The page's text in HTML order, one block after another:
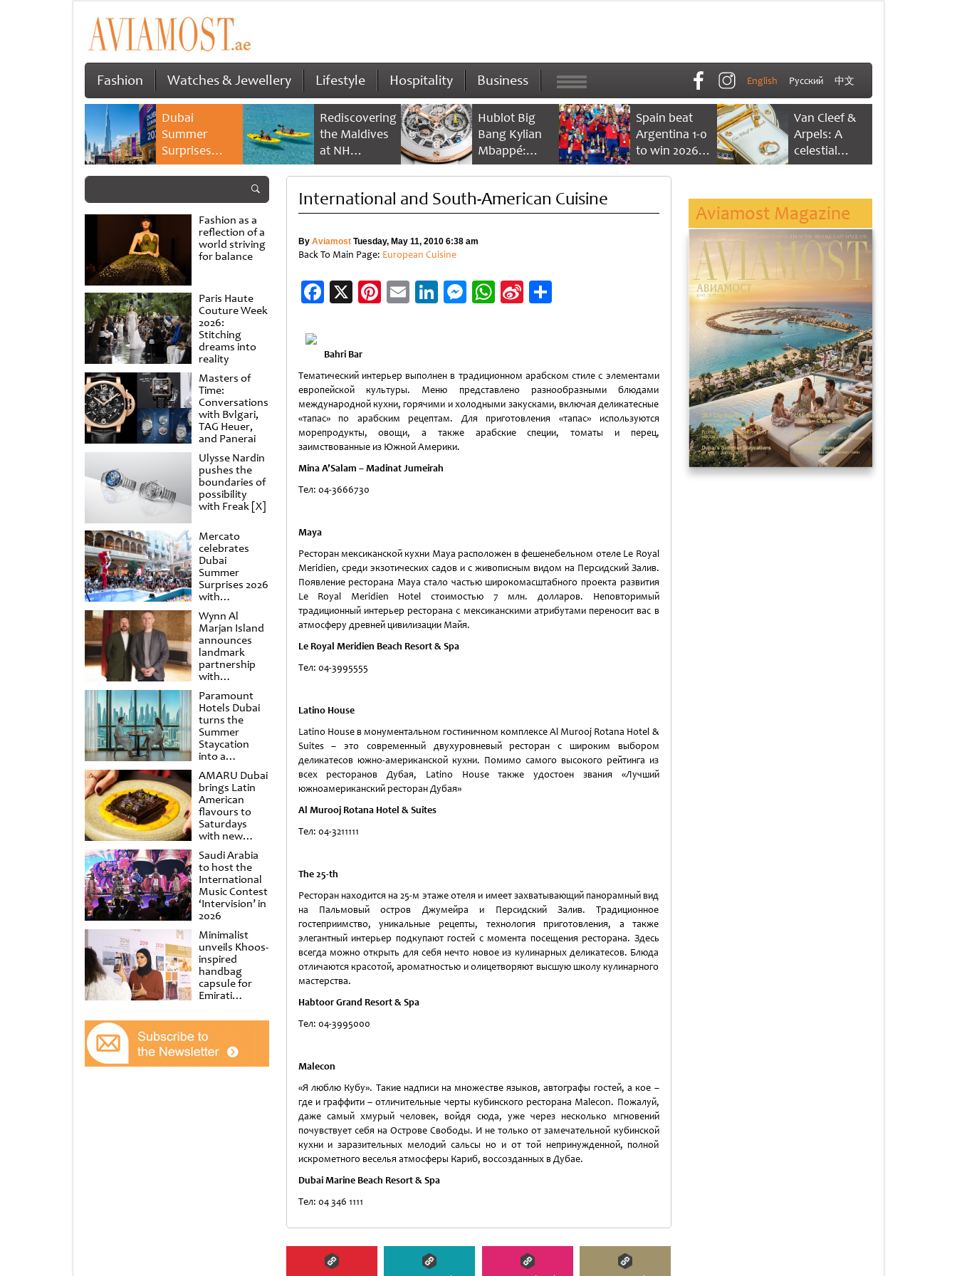
Fashion Watches & Jewellery Lifestyle Hospitality Business English Русский 中文
Dubai
Summer
Surprises
2026 returns
savings and
family
experiences
Rediscovering
the Maldives
at NH
Collection
Reethi Resort
Hublot Big
Bang Kylian
Mbappé:
Champion’s
Spain beat
Argentina 1-0
to win 2026
FIFA World
Van Cleef &
Arpels: A
celestial
dance of time
Fashion as a
reflection of a
world striving
for balance
Paris Haute
Couture Week
2026:
Stitching
dreams into
reality
Masters of
Time:
Conversations
with Bvlgari,
TAG Heuer,
and Panerai
Ulysse Nardin
pushes the
boundaries of
possibility
with Freak [X]
Mercato
celebrates
Dubai
Summer
Surprises 2026
with
spectacular
shows and
raffles
Wynn Al
Marjan Island
announces
landmark
partnership
with
Punchdrunk
Paramount
Hotels Dubai
turns the
Summer
Staycation
into a
cinematic
escape
AMARU Dubai
brings Latin
American
flavours to
Saturdays
with new
Amigos
Brunch
Saudi Arabia
to host the
International
Music Contest
‘Intervision’ in
2026
Minimalist
unveils Khoos-
inspired
handbag
capsule for
Emirati
at Al
Shindagha
Museum
International and South-American Cuisine
By AviamostTuesday, May 11, 2010 6:38 am
Back To Main Page: European Cuisine
Facebook
X Pinterest
EmailLinkedIn
Messenger
WhatsApp
SinaShare
Bahri Bar
Тематический интерьер выполнен в традиционном арабском стиле с элементами
европейской культуры. Меню представлено разнообразными блюдами
международной кухни, горячими и холодными закусками, включая деликатесные
«тапас» по арабским рецептам. Для приготовления «тапас» используются
морепродукты, овощи, а также арабские специи, томаты и перец,
заимствованные из Южной Америки.
Mina A’Salam – Madinat Jumeirah
Тел: 04-3666730
Maya
Ресторан мексиканской кухни Maya расположен в фешенебельном отеле Le Royal
Meridien, среди экзотических садов и с живописным видом на Персидский Залив.
Появление ресторана Maya стало частью широкомасштабного проекта развития
Le Royal Meridien Hotel стоимостью 7 млн. долларов. Неповторимый
традиционный интерьер ресторана с мексиканскими атрибутами переносит вас в
атмосферу древней цивилизации Майя.
Le Royal Meridien Beach Resort & Spa
Тел: 04-3995555
Latino House
Latino House в монументальном гостиничном комплексе Al Murooj Rotana Hotel &
Suites – это современный двухуровневый ресторан с широким выбором
деликатесов южно-американской кухни. Помимо самого высокого рейтинга из
всех ресторанов Дубая, Latino House также удостоен звания «Лучший
южноамериканский ресторан Дубая»
Al Murooj Rotana Hotel & Suites
Тел: 04-3211111
The25-th
Ресторан находится на 25-м этаже отеля и имеет захватывающий панорамный вид
на Пальмовый остров Джумейра и Персидский Залив. Традиционное
гостеприимство, уникальные рецепты, технология приготовления, а также
элегантный интерьер подкупают гостей с момента посещения ресторана. Здесь
всегда можно открыть для себя нечто новое из кулинарных деликатесов. Блюда
отличаются красотой, ароматностью и олицетворяют высшую школу кулинарного
мастерства.
Habtoor Grand Resort & Spa
Тел: 04-3995000
Malecon
«Я люблю Кубу». Такие надписи на множестве языков, автографы гостей, а кое –
где и граффити – отличительные черты кубинского ресторана Malecon. Пожалуй,
даже самый хмурый человек, войдя сюда, уже через несколько мгновений
почувствует себя на Острове Свободы. И не только от замечательной кубинской
кухни и заразительных мелодий сальсы но и от той непринужденной, полной
искрометного веселья атмосферы Кариб, воссозданных в Дубае.
DubaiMarine Beach Resort & Spa
Тел: 04 346 1111
Aviamost Magazine